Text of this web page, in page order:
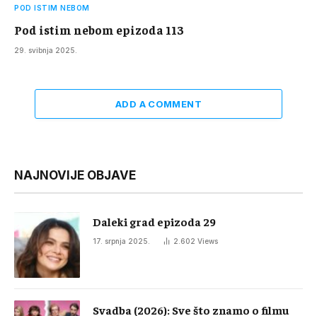
POD ISTIM NEBOM
Pod istim nebom epizoda 113
29. svibnja 2025.
ADD A COMMENT
NAJNOVIJE OBJAVE
Daleki grad epizoda 29
17. srpnja 2025. 2.602 Views
Svadba (2026): Sve što znamo o filmu